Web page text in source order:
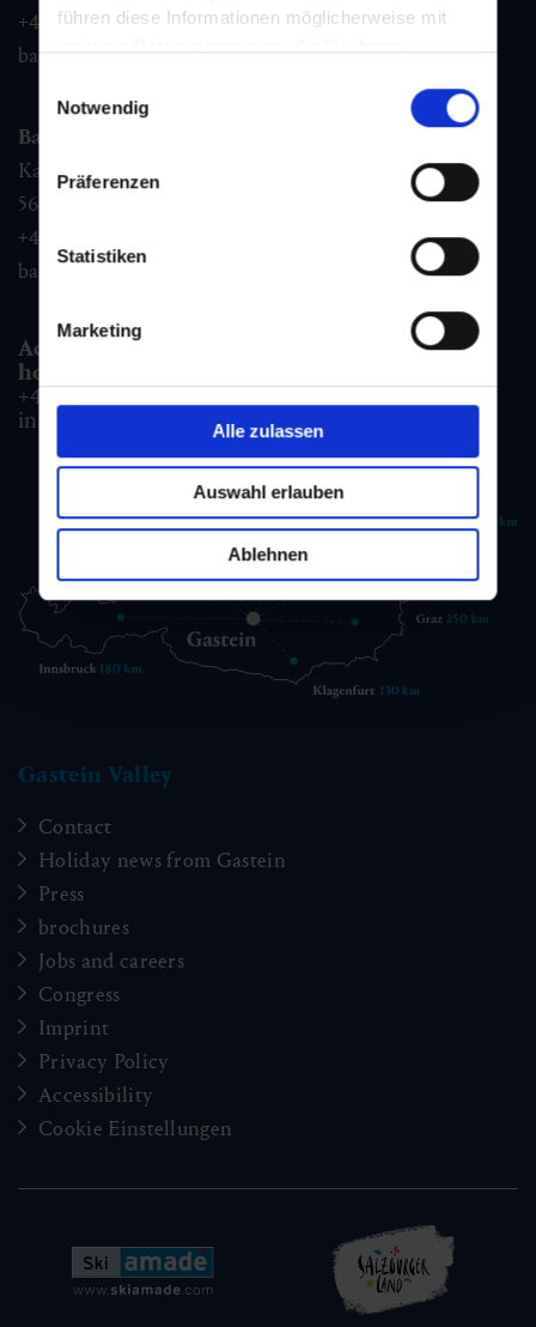
führen diese Informationen möglicherweise mit
Nutzung der Dienste gesammelt haben.
Notwendig
Präferenzen
Statistiken
Marketing
Alle zulassen
Auswahl erlauben
Ablehnen
+43 6432 3393 260
badhofgastein@gastein.com
Bad Gastein
Kaiser Franz Josefstr. 27,
5640
+43 6432 3393 560
badgastein@gastein.com
Accommodation information & Booking
hotline:
+43 6432 3393 990
info@gastein.com
Gastein Valley
Contact
Holiday news from Gastein
Press
brochures
Jobs and careers
Congress
Imprint
Privacy Policy
Accessibility
Cookie Einstellungen